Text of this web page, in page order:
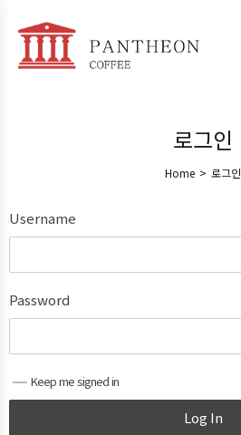
로그인
Home > 로그인
Username
Password
Keep me signed in
Log In